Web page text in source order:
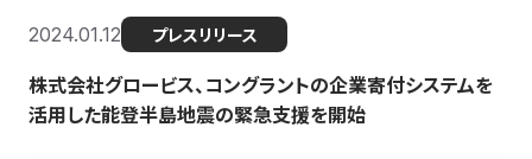
2024.01.12 プレスリリース
株式会社グロービス、コングラントの企業寄付システムを
活用した能登半島地震の緊急支援を開始